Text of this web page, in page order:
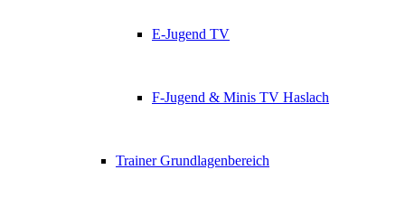
E-Jugend TV
F-Jugend & Minis TV Haslach
Trainer Grundlagenbereich